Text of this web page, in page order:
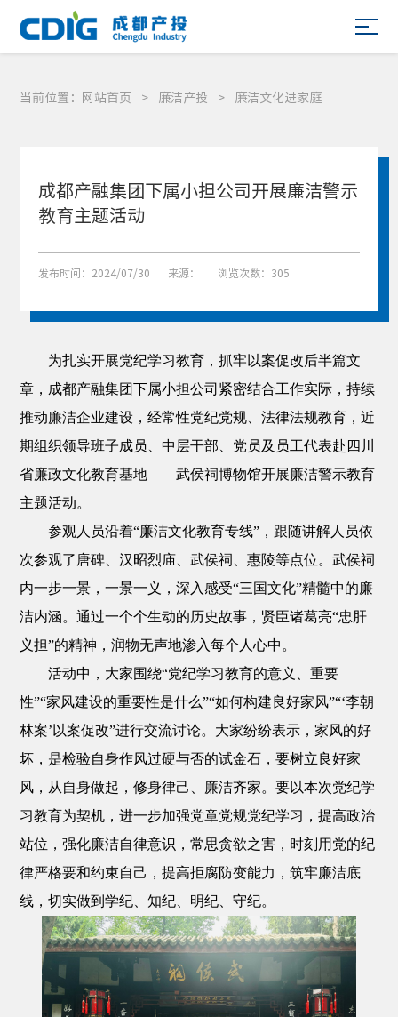
当前位置： 网站首页 > 廉洁产投 > 廉洁文化进家庭
成都产融集团下属小担公司开展廉洁警示
教育主题活动
发布时间：2024/07/30 来源： 浏览次数：305
为扎实开展党纪学习教育，抓牢以案促改后半篇文
章，成都产融集团下属小担公司紧密结合工作实际，持续
推动廉洁企业建设，经常性党纪党规、法律法规教育，近
期组织领导班子成员、中层干部、党员及员工代表赴四川
省廉政文化教育基地——武侯祠博物馆开展廉洁警示教育
主题活动。
参观人员沿着“廉洁文化教育专线”，跟随讲解人员依
次参观了唐碑、汉昭烈庙、武侯祠、惠陵等点位。武侯祠
内一步一景，一景一义，深入感受“三国文化”精髓中的廉
洁内涵。通过一个个生动的历史故事，贤臣诸葛亮“忠肝
义担”的精神，润物无声地渗入每个人心中。
活动中，大家围绕“党纪学习教育的意义、重要
性”“家风建设的重要性是什么”“如何构建良好家风”“‘李朝
林案’以案促改”进行交流讨论。大家纷纷表示，家风的好
坏，是检验自身作风过硬与否的试金石，要树立良好家
风，从自身做起，修身律己、廉洁齐家。要以本次党纪学
习教育为契机，进一步加强党章党规党纪学习，提高政治
站位，强化廉洁自律意识，常思贪欲之害，时刻用党的纪
律严格要和约束自己，提高拒腐防变能力，筑牢廉洁底
线，切实做到学纪、知纪、明纪、守纪。